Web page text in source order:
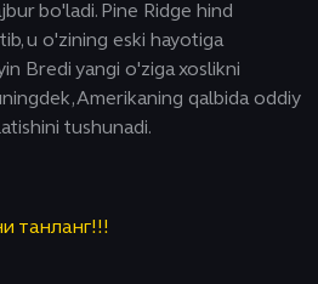
bo'ladi. Pine Ridge hind
u o'zining eski hayotiga
Bredi yangi o'ziga xoslikni
Amerikaning qalbida oddiy
tushunadi.
танланг!!!